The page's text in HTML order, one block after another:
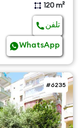
120 m²
تلفن
WhatsApp
#6235